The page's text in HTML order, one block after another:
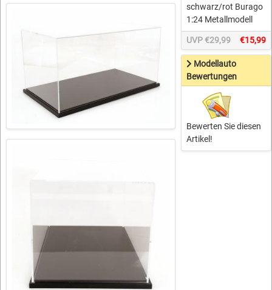
schwarz/rot Burago
1:24 Metallmodell
UVP €29,99 €15,99
Modellauto
Bewertungen
Bewerten Sie diesen
Artikel!